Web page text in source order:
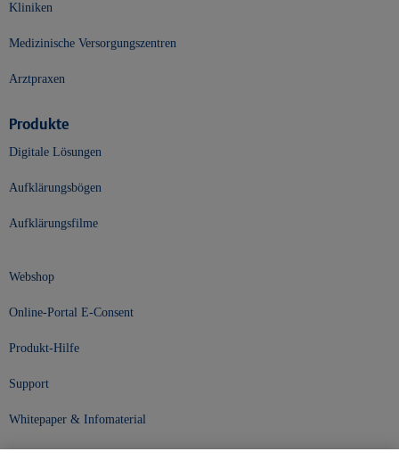
Kliniken
Medizinische Versorgungszentren
Arztpraxen
Produkte
Digitale Lösungen
Aufklärungsbögen
Aufklärungsfilme
Webshop
Online-Portal E-Consent
Produkt-Hilfe
Support
Whitepaper & Infomaterial